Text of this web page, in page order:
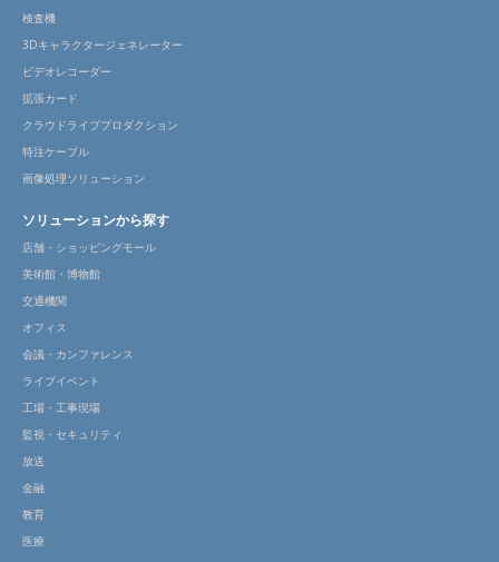
検査機
3Dキャラクタージェネレーター
ビデオレコーダー
拡張カード
クラウドライブプロダクション
特注ケーブル
画像処理ソリューション
ソリューションから探す
店舗・ショッピングモール
美術館・博物館
交通機関
オフィス
会議・カンファレンス
ライブイベント
工場・工事現場
監視・セキュリティ
放送
金融
教育
医療